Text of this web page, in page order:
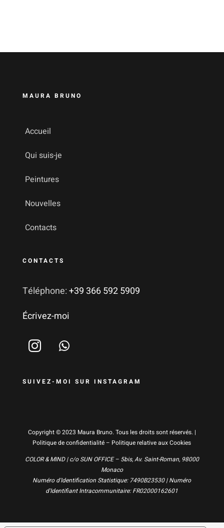
MAURA BRUNO
Accueil
Qui suis-je
Peintures
Nouvelles
Contacts
CONTACTS
Téléphone:+39 366 592 5909
Écrivez-moi
SUIVEZ-MOI SUR INSTAGRAM
Copyright © 2023 Maura Bruno. Tous les droits sont réservés. |
Politique de confidentialité– Politique relative aux Cookies
COLOR & MIND | c/o SUN OFFICE – 5bis, Av. Saint-Roman, 98000
Monaco
Numéro d'Identification Statistique: 7490B23530 | Numéro
d'Identifiant Intracommunitaire: FR02000162601